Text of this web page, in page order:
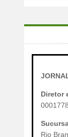
Diretor
Rio